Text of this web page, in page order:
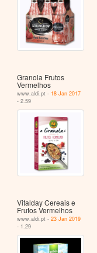
Granola Frutos
Vermelhos
www.aldi.pt - 18 Jan 2017
- 2.59
Vitalday Cereais e
Frutos Vermelhos
www.aldi.pt -23 Jan 2019
- 1.29